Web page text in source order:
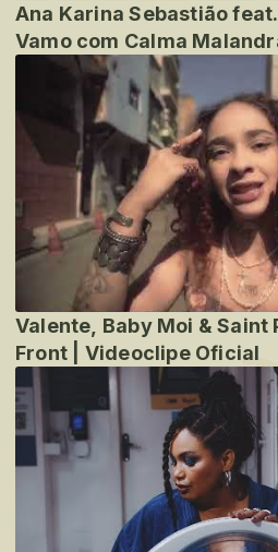
Ana Karina Sebastião
Vamo com Calma
Valente, Baby Moi &
Front | Videoclipe Oficial